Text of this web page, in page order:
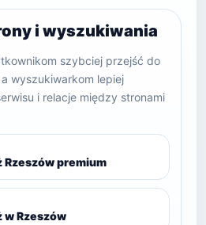
i wyszukiwania
szybciej przejść do
wyszukiwarkom lepiej
i relacje między stronami
Rzeszów premium
w Rzeszów